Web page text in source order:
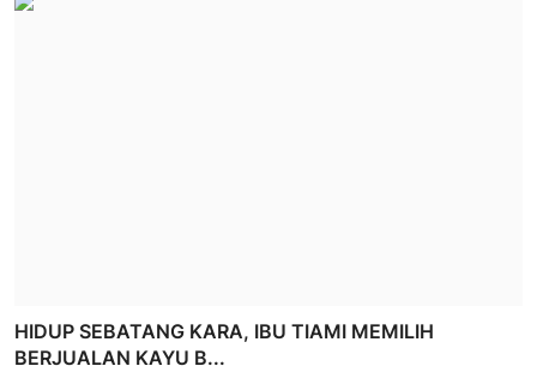
HIDUP SEBATANG KARA, IBU TIAMI MEMILIH
BERJUALAN KAYU B...